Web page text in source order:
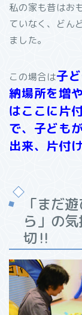
私の家も昔はお
ていなく、どん
ました。
この場合は子
納場所を増
はここに片
で、子ども
出来、片付
「まだ
ら」の
切‼︎